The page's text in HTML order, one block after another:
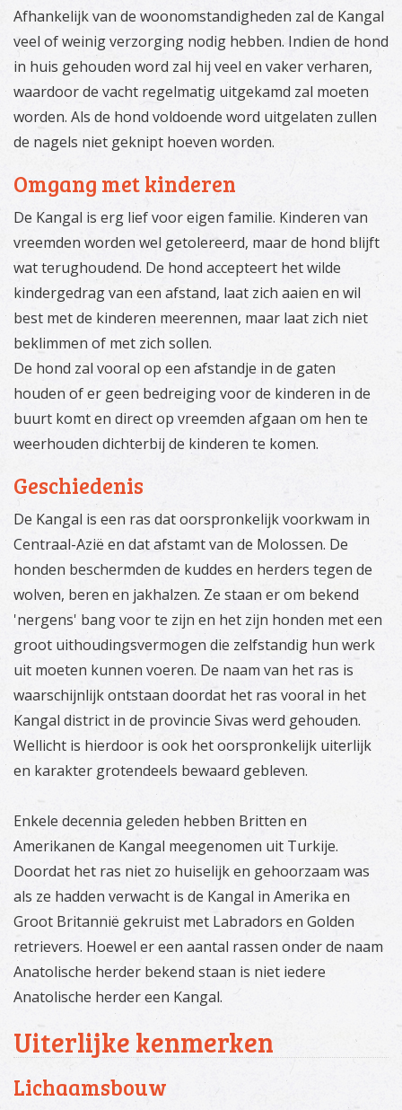
Afhankelijk van de woonomstandigheden zal de Kangal
veel of weinig verzorging nodig hebben. Indien de hond
in huis gehouden word zal hij veel en vaker verharen,
waardoor de vacht regelmatig uitgekamd zal moeten
worden. Als de hond voldoende word uitgelaten zullen
de nagels niet geknipt hoeven worden.
Omgang met kinderen
De Kangal is erg lief voor eigen familie. Kinderen van
vreemden worden wel getolereerd, maar de hond blijft
wat terughoudend. De hond accepteert het wilde
kindergedrag van een afstand, laat zich aaien en wil
best met de kinderen meerennen, maar laat zich niet
beklimmen of met zich sollen.
De hond zal vooral op een afstandje in de gaten
houden of er geen bedreiging voor de kinderen in de
buurt komt en direct op vreemden afgaan om hen te
weerhouden dichterbij de kinderen te komen.
Geschiedenis
De Kangal is een ras dat oorspronkelijk voorkwam in
Centraal-Azië en dat afstamt van de Molossen. De
honden beschermden de kuddes en herders tegen de
wolven, beren en jakhalzen. Ze staan er om bekend
'nergens' bang voor te zijn en het zijn honden met een
groot uithoudingsvermogen die zelfstandig hun werk
uit moeten kunnen voeren. De naam van het ras is
waarschijnlijk ontstaan doordat het ras vooral in het
Kangal district in de provincie Sivas werd gehouden.
Wellicht is hierdoor is ook het oorspronkelijk uiterlijk
en karakter grotendeels bewaard gebleven.
Enkele decennia geleden hebben Britten en
Amerikanen de Kangal meegenomen uit Turkije.
Doordat het ras niet zo huiselijk en gehoorzaam was
als ze hadden verwacht is de Kangal in Amerika en
Groot Britannië gekruist met Labradors en Golden
retrievers. Hoewel er een aantal rassen onder de naam
Anatolische herder bekend staan is niet iedere
Anatolische herder een Kangal.
Uiterlijke kenmerken
Lichaamsbouw